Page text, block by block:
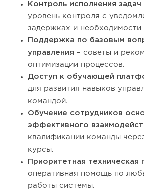
Контроль исполнения задач
уровень контроля с
задержках и необходимости
Поддержка по базовым
управления – советы и
оптимизации процессов.
Доступ к обучающей
для развития навыков
командой.
Обучение сотрудников
эффективного
квалификации команды
курсы.
Приоритетная техническая
оперативная помощь по
работы системы.